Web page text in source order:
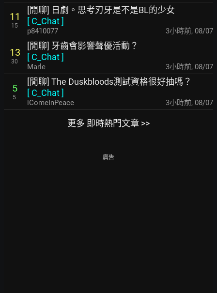
11
15
[閒聊] 日劇。思考刃牙是不是BL的少女
[ C_Chat]
p8410077 3小時前, 08/07
13
30
[閒聊] 牙齒會影響聲優活動？
[ C_Chat]
Marle 3小時前, 08/07
5
5
[閒聊] The Duskbloods測試資格很好抽嗎？
[ C_Chat]
iComeInPeace 3小時前, 08/07
更多 即時熱門文章 >>
廣告